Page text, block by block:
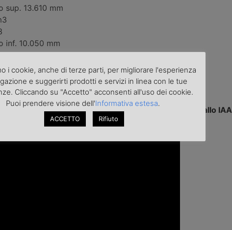
sup. 13.610 mm
inf. 10.050 mm
2.000-4.000 kg
3.600 mm
pubblicato un episodio sullenovità nei semirimorchi allo IAA
i cookie, anche di terze parti, per migliorare l'esperienza
e suggerirti prodotti e servizi in linea con le tue
Cliccando su "Accetto" acconsenti all'uso dei cookie.
Puoi prendere visione dell'Informativa estesa.
ACCETTO Rifiuto